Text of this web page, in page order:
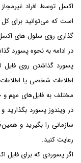
اکسل توسط افراد
است که می‌توانید برای کل
گذاری روی سلول های
در ادامه به نحوه پسورد
پسورد گذاشتن روی
اطلاعات شخصی یا
مختلف به فایل‌های مهم
در ویندوز پسورد
سازمانی را بگیرید و
رعایت کنید.
اگر پسوردی که برای فایل